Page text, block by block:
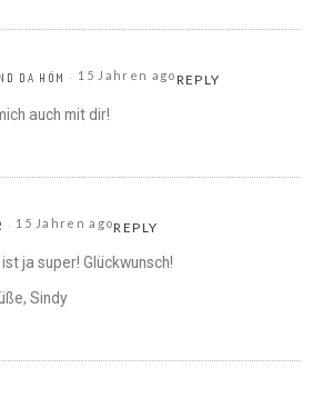
DA HÖM 15 Jahren agoREPLY
auch mit dir!
15 Jahren agoREPLY
ist ja super! Glückwunsch!
Sindy